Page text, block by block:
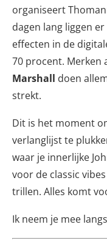
organiseert
dagen lang liggen
effecten in de
70 procent. Merken
Marshall doen
strekt.
Dit is het moment
verlanglijst te
waar je innerlijke
voor de classic
trillen. Alles komt
Ik neem je mee